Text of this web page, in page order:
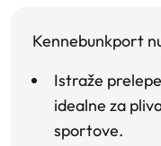
Kennebunkport
Istraže
idealne za
sportove.